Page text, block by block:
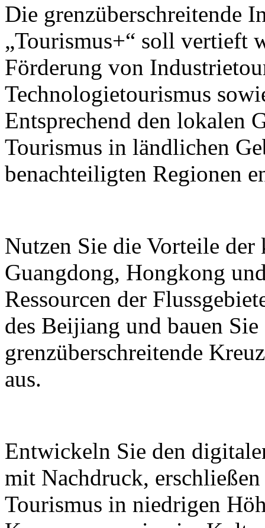
Die grenzüberschreitende
„Tourismus+“ soll vertieft
Förderung von
Technologietourismus
Entsprechend den lokalen
Tourismus in ländlichen
benachteiligten Regionen
Nutzen Sie die Vorteile der
Guangdong, Hongkong
Ressourcen der
des Beijiang und bauen
grenzüberschreitende
aus.
Entwickeln Sie den
mit Nachdruck,
Tourismus in niedrigen